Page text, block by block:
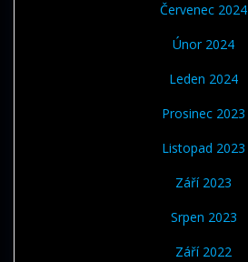
Červenec 2024
Únor 2024
Leden 2024
Prosinec 2023
Listopad 2023
Září 2023
Srpen 2023
Září 2022